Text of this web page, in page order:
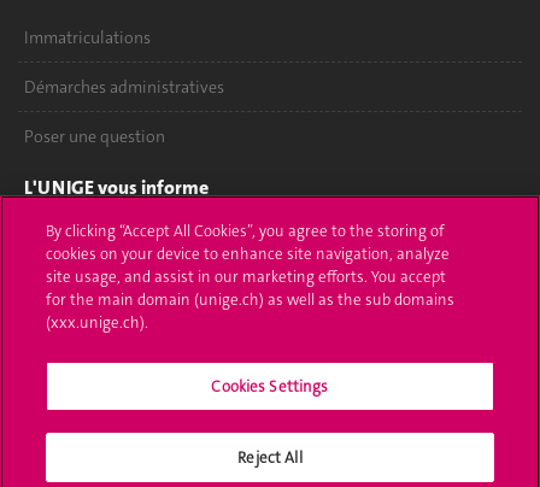
Immatriculations
Démarches administratives
Poser une question
L'UNIGE vous informe
UNIGE Mobile
Médias
Offres d'emploi
Calendrier académique
By clicking “Accept All Cookies”, you agree to the storing of
cookies on your device to enhance site navigation, analyze
site usage, and assist in our marketing efforts. You accept
for the main domain (unige.ch) as well as the sub domains
(xxx.unige.ch).
Cookies Settings
Reject All